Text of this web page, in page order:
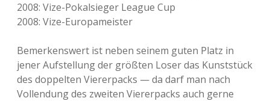
2008: Vize-Pokalsieger League Cup
2008: Vize-Europameister
Bemerkenswert ist neben seinem guten Platz in
jener Aufstellung der größten Loser das Kunststück
des doppelten Viererpacks — da darf man nach
Vollendung des zweiten Viererpacks auch gerne